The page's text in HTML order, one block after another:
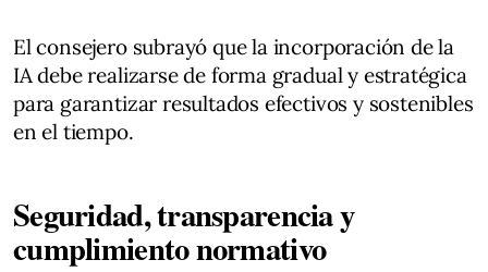
El consejero subrayó que la incorporación de la
IA debe realizarse de forma gradual y estratégica
para garantizar resultados efectivos y sostenibles
en el tiempo.
Seguridad, transparencia y
cumplimiento normativo